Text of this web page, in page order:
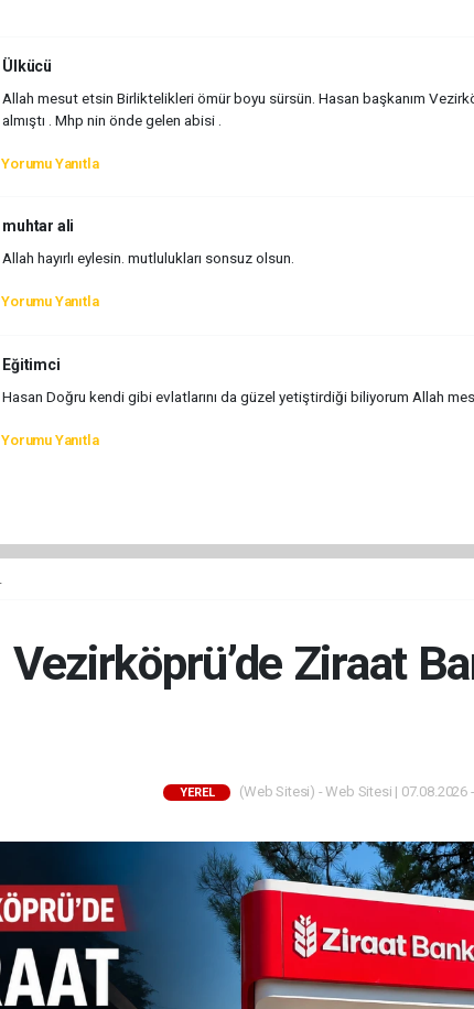
Ülkücü
Allah mesut etsin Birliktelikleri ömür boyu sürsün. Hasan başkanım
almıştı . Mhp nin önde gelen abisi .
Yorumu Yanıtla
muhtar ali
Allah hayırlı eylesin. mutlulukları sonsuz olsun.
Yorumu Yanıtla
Eğitimci
Hasan Doğru kendi gibi evlatlarını da güzel yetiştirdiği biliyorum Allah
Yorumu Yanıtla
Vezirköprü’de Ziraat
YEREL (Web Sitesi) - Web Sitesi | 07.08.2026